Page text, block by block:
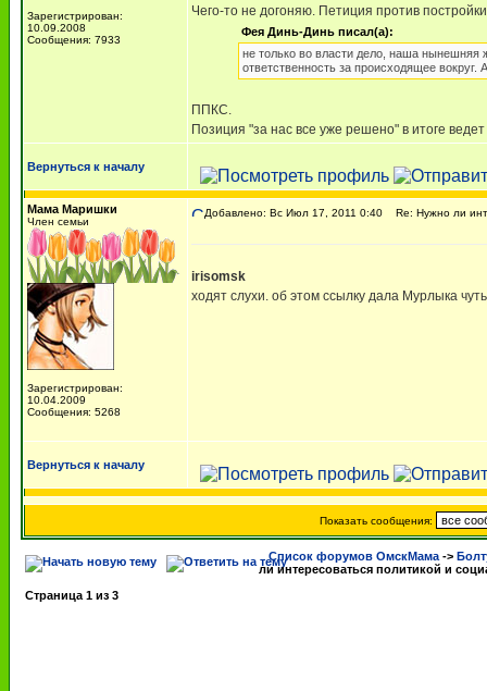
Зарегистрирован:
10.09.2008
Сообщения: 7933
Чего-то не догоняю. Петиция против
Фея Динь-Динь писал(а):
не только во власти дело, наша нынешняя
ответственность за происходящее
ППКС.
Позиция "за нас все уже решено" в итоге
Вернуться к началу
Мама Маришки
Член семьи
Зарегистрирован:
10.04.2009
Сообщения: 5268
Добавлено: Вс Июл 17, 2011 0:40 Re: Нужно ли
irisomsk
ходят слухи. об этом ссылку дала Мурлыка
Вернуться к началу
Показать сообщения:
Список форумов ОмскМама ->
ли интересоваться политикой и
Страница 1 из 3